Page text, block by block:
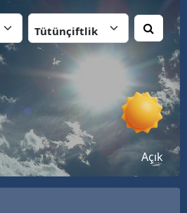
Açık